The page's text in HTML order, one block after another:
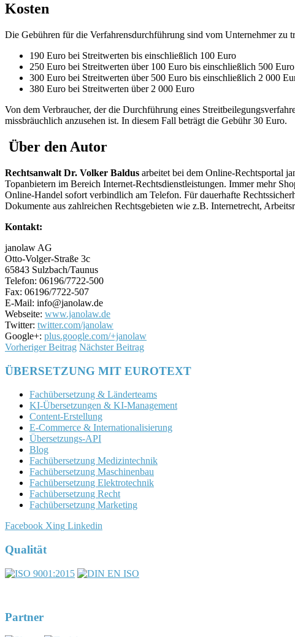
Kosten
Die Gebühren für die Verfahrensdurchführung sind vom Unternehmer zu
190 Euro bei Streitwerten bis einschließlich 100 Euro
250 Euro bei Streitwerten über 100 Euro bis einschließlich 500 Euro
300 Euro bei Streitwerten über 500 Euro bis einschließlich 2 000
380 Euro bei Streitwerten über 2 000 Euro
Von dem Verbraucher, der die Durchführung eines
missbräuchlich anzusehen ist. In diesem Fall beträgt die Gebühr 30 Euro.
Über den Autor
Rechtsanwalt Dr. Volker Baldus arbeitet bei dem Online-Rechtsportal
Topanbietern im Bereich Internet-Rechtsdienstleistungen. Immer mehr
Online-Handel sofort verbindlich am Telefon. Für dauerhafte
Dokumente aus zahlreichen Rechtsgebieten wie z.B. Internetrecht,
Kontakt:
janolaw AG
Otto-Volger-Straße 3c
65843 Sulzbach/Taunus
Telefon: 06196/7722-500
Fax: 06196/7722-507
E-Mail: info@janolaw.de
Webseite: www.janolaw.de
Twitter: twitter.com/janolaw
Google+: plus.google.com/+janolaw
Vorheriger Beitrag Nächster Beitrag
ÜBERSETZUNG MIT EUROTEXT
Fachübersetzung & Länderteams
KI-Übersetzungen & KI-Management
Content-Erstellung
E-Commerce & Internationalisierung
Übersetzungs-API
Blog
Fachübersetzung Medizintechnik
Fachübersetzung Maschinenbau
Fachübersetzung Elektrotechnik
Fachübersetzung Recht
Fachübersetzung Marketing
Facebook Xing Linkedin
Qualität
Partner